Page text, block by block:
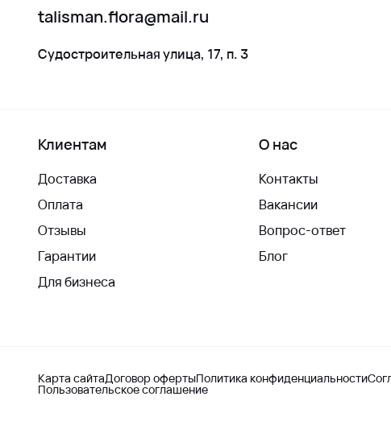
talisman.flora@mail.ru
Судостроительная улица, 17, п. 3
Клиентам
Доставка
Оплата
Отзывы
Гарантии
Для бизнеса
О нас
Контакты
Вакансии
Вопрос-ответ
Блог
Карта сайтаДоговор офертыПолитика конфиденциальности
Пользовательское соглашение